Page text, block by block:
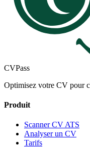
CVPass
Optimisez votre CV pour
Produit
Scanner CV ATS
Analyser un CV
Tarifs